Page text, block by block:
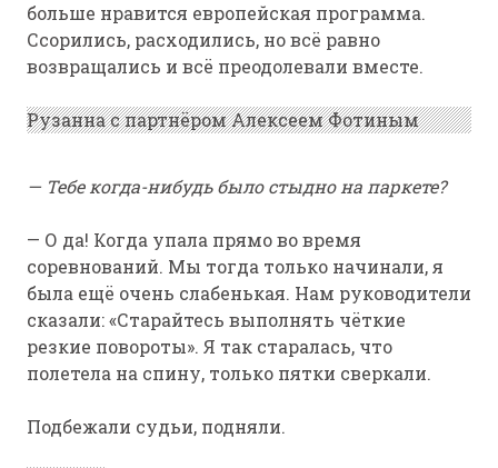
больше нравится европейская программа.
Ссорились, расходились, но всё равно
возвращались и всё преодолевали вместе.
Рузанна с партнёром Алексеем Фотиным
— Тебе когда-нибудь было стыдно на паркете?
— О да! Когда упала прямо во время
соревнований. Мы тогда только начинали, я
была ещё очень слабенькая. Нам руководители
сказали: «Старайтесь выполнять чёткие
резкие повороты». Я так старалась, что
полетела на спину, только пятки сверкали.
Подбежали судьи, подняли.